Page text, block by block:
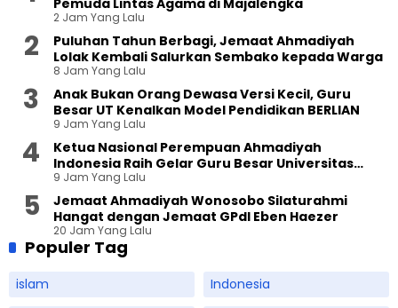
2 Jam Yang Lalu
Puluhan Tahun Berbagi, Jemaat Ahmadiyah
Lolak Kembali Salurkan Sembako kepada Warga
8 Jam Yang Lalu
Anak Bukan Orang Dewasa Versi Kecil, Guru
Besar UT Kenalkan Model Pendidikan BERLIAN
9 Jam Yang Lalu
Ketua Nasional Perempuan Ahmadiyah
Indonesia Raih Gelar Guru Besar Universitas
Terbuka
9 Jam Yang Lalu
Jemaat Ahmadiyah Wonosobo Silaturahmi
Hangat dengan Jemaat GPdI Eben Haezer
20 Jam Yang Lalu
Populer Tag
islam
Indonesia